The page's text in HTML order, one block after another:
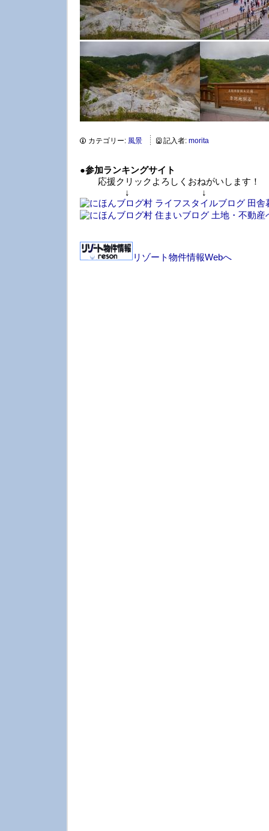
カテゴリー: 風景 記入者: morita
●参加ランキングサイト
応援クリックよろしくおねがいします！
↓ ↓
リゾート物件情報Webへ